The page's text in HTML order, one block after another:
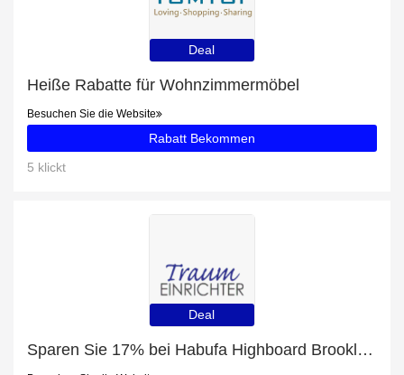
Deal
Heiße Rabatte für Wohnzimmermöbel
Besuchen Sie die Website
Rabatt Bekommen
5 klickt
Deal
Sparen Sie 17% bei Habufa Highboard Brooklyn 37135